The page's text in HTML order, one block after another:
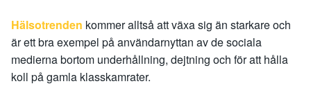
Hälsotrenden kommer alltså att växa sig än starkare och
är ett bra exempel på användarnyttan av de sociala
medierna bortom underhållning, dejtning och för att hålla
koll på gamla klasskamrater.